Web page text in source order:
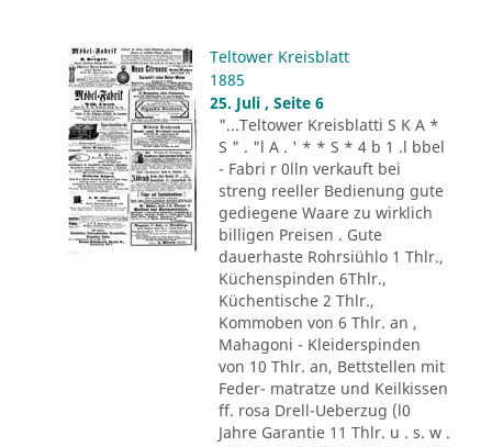
Teltower Kreisblatt
1885
25. Juli , Seite 6
"...Teltower Kreisblatti S K A *
S " . "l A . ' * * S * 4 b 1 .l bbel
- Fabri r 0lln verkauft bei
streng reeller Bedienung gute
gediegene Waare zu wirklich
billigen Preisen . Gute
dauerhaste Rohrsiühlo 1 Thlr.,
Küchenspinden 6Thlr.,
Küchentische 2 Thlr.,
Kommoben von 6 Thlr. an ,
Mahagoni - Kleiderspinden
von 10 Thlr. an, Bettstellen mit
Feder- matratze und Keilkissen
ff. rosa Drell-Ueberzug (l0
Jahre Garantie 11 Thlr. u . s. w .